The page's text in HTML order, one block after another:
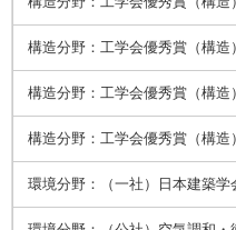
構造分野：工学会優秀賞（構造）
構造分野：工学会優秀賞（構造）
構造分野：工学会優秀賞（構造）
環境分野：（一社）日本建築学